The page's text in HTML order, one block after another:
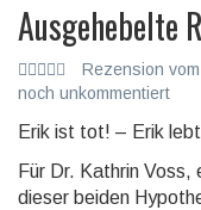
Ausgehebelte
Rezension
noch unkommentiert
Erik ist tot! – Erik
Für Dr. Kathrin Voss,
dieser beiden